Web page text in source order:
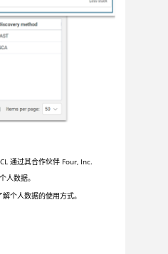
通过其合作伙伴 Four, Inc.
人数据。
解个人数据的使用方式。